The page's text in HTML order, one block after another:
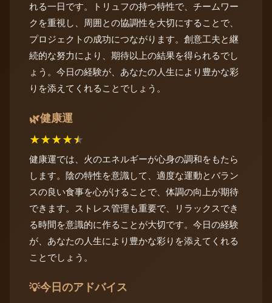
れる一日です。トリュフの持つ特性で、チームワー
クを重視し、周囲との協調性を大切にすることで、
プロジェクトの成功につながります。創意工夫と継
続的な努力により、期待以上の結果を得られるでし
ょう。今日の経験が、あなたの人生により豊かな彩
りを添えてくれることでしょう。
🌿健康運
★★★★★
健康運では、火のエネルギーが心身の調和をもたら
します。陰の特性を意識して、適度な運動とバラン
スの良い食事を心がけることで、体調の向上が期待
できます。ストレス管理も重要で、リラックスでき
る時間を意識的に作ることが大切です。今日の経験
が、あなたの人生により豊かな彩りを添えてくれる
ことでしょう。
💡今日のアドバイス